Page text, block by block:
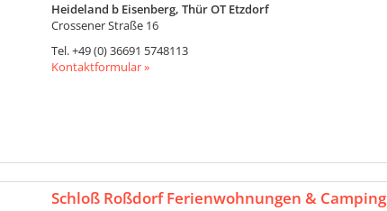
Heideland b Eisenberg, Thür OT Etzdorf
Crossener Straße 16
Tel.+49 (0) 36691 5748113
Kontaktformular »
Schloß Roßdorf Ferienwohnungen & Camping